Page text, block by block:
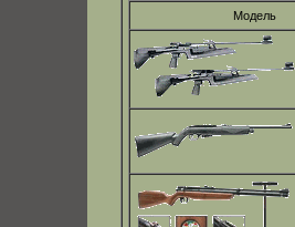
Модель